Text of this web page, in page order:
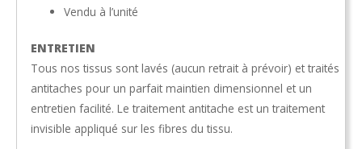
Vendu à l’unité
ENTRETIEN
Tous nos tissus sont lavés (aucun retrait à prévoir) et traités
antitaches pour un parfait maintien dimensionnel et un
entretien facilité. Le traitement antitache est un traitement
invisible appliqué sur les fibres du tissu.